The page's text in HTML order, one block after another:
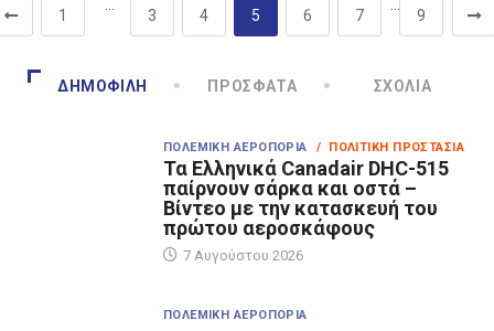
1 3 4 5 6 7 9
ΔΗΜΟΦΙΛΉ ΠΡΌΣΦΑΤΑ ΣΧΌΛΙΑ
ΠΟΛΕΜΙΚΉ ΑΕΡΟΠΟΡΊΑ / ΠΟΛΙΤΙΚΉ ΠΡΟΣΤΑΣΊΑ
Τα Eλληνικά Canadair DHC-515
παίρνουν σάρκα και οστά –
Βίντεο με την κατασκευή του
πρώτου αεροσκάφους
7 Αυγούστου 2026
ΠΟΛΕΜΙΚΉ ΑΕΡΟΠΟΡΊΑ